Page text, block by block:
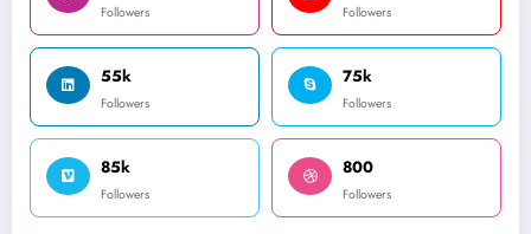
Followers Followers
55k
Followers
75k
Followers
85k
Followers
800
Followers